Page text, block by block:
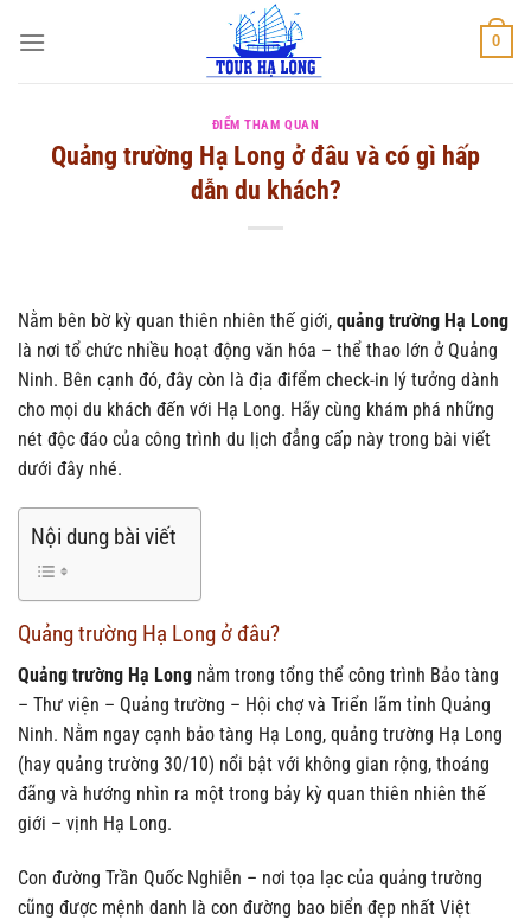
qua
0
ĐIỂM THAM QUAN
Quảng trường Hạ Long ở đâu và có gì hấp
dẫn du khách?
Nằm bên bờ kỳ quan thiên nhiên thế giới, quảng trường Hạ Long
là nơi tổ chức nhiều hoạt động văn hóa – thể thao lớn ở Quảng
Ninh. Bên cạnh đó, đây còn là địa đifểm check-in lý tưởng dành
cho mọi du khách đến với Hạ Long. Hãy cùng khám phá những
nét độc đáo của công trình du lịch đẳng cấp này trong bài viết
dưới đây nhé.
Nội dung bài viết
Quảng trường Hạ Long ở đâu?
Quảng trường Hạ Long nằm trong tổng thể công trình Bảo tàng
– Thư viện – Quảng trường – Hội chợ và Triển lãm tỉnh Quảng
Ninh. Nằm ngay cạnh bảo tàng Hạ Long, quảng trường Hạ Long
(hay quảng trường 30/10) nổi bật với không gian rộng, thoáng
đãng và hướng nhìn ra một trong bảy kỳ quan thiên nhiên thế
giới – vịnh Hạ Long.
Con đường Trần Quốc Nghiễn – nơi tọa lạc của quảng trường
cũng được mệnh danh là con đường bao biển đẹp nhất Việt